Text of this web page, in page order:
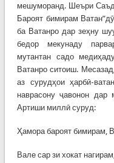
мешуморанд. Шеъри
Бароят бимирам
ба Ватанро дар зеҳну
бедор мекунаду
мутантан садо
Ватанро ситоиш.
аз сурудҳои ҳарбӣ-
наврасону ҷавонон дар
Артиши миллӣ суруд:
Ҳамора бароят бимирам,
Вале сар зи хокат